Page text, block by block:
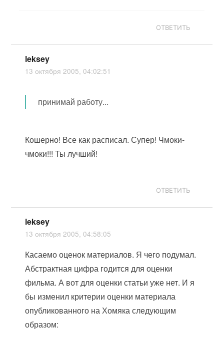
ОТВЕТИТЬ
leksey
13 октября 2005, 04:02:51
принимай работу...
Кошерно! Все как расписал. Супер! Чмоки-
чмоки!!! Ты лучший!
ОТВЕТИТЬ
leksey
13 октября 2005, 04:58:05
Касаемо оценок материалов. Я чего подумал.
Абстрактная цифра годится для оценки
фильма. А вот для оценки статьи уже нет. И я
бы изменил критерии оценки материала
опубликованного на Хомяка следующим
образом: